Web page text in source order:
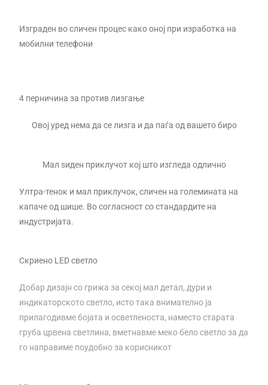
Изграден во сличен процес како оној при изработка на
мобилни телефони
4 перничина за против лизгање
Овој уред нема да се лизга и да паѓа од вашето биро
Мал ѕиден приклучот кој што изгледа одлично
Ултра-тенок и мал приклучок, сличен на големината на
капаче од шише. Во согласност со стандардите на
индустријата.
Скриено LED светло
Добар дизајн со грижа за секој мал детал, дури и
индикаторското светло, исто така внимателно ја
прилагодивме бојата и осветленоста, наместо старата
груба црвена светлина, вметнавме меко бело светло за да
го направиме поудобно за корисникот